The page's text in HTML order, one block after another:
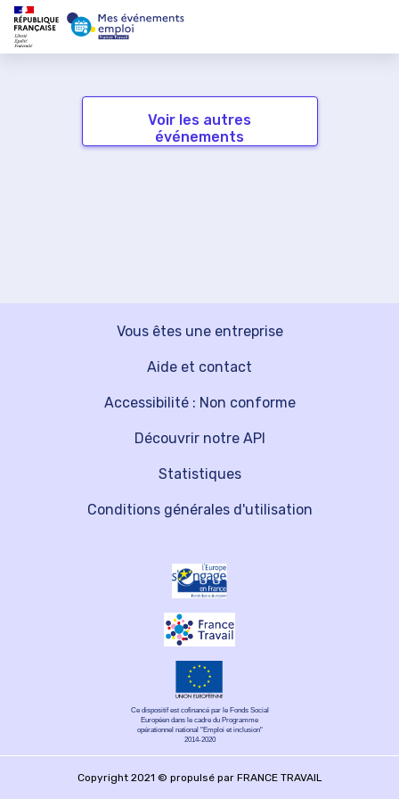
Voir les autres
événements
Vous êtes une entreprise
Découvrir notre API
Aide et contact
Statistiques
Accessibilité : Non conforme
Conditions générales d'utilisation
Ce dispositif est cofinancé par le Fonds Social
Européen dans le cadre du Programme
opérationnel national "Emploi et inclusion"
2014-2020
Copyright 2021 © propulsé par FRANCE TRAVAIL